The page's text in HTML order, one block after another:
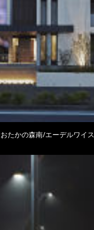
たかの森南/エーデルワイス